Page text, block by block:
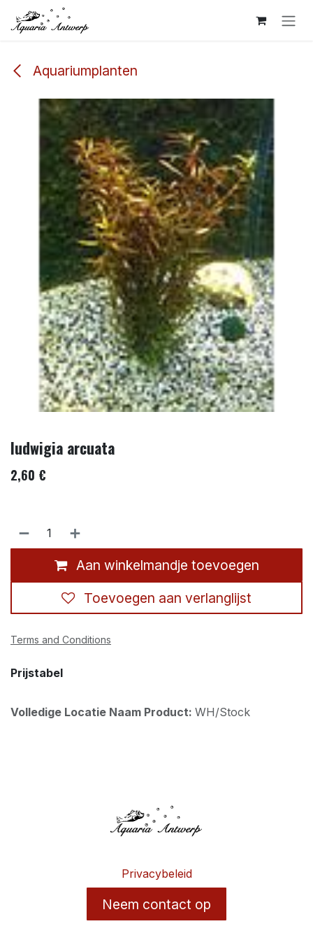
Overslaan naar inhoud
Aquariumplanten
ludwigia arcuata
2,60 €
Aan winkelmandje toevoegen
Toevoegen aan verlanglijst
Terms and Conditions
Prijstabel
Volledige Locatie Naam Product: WH/Stock
Privacybeleid
Neem contact op